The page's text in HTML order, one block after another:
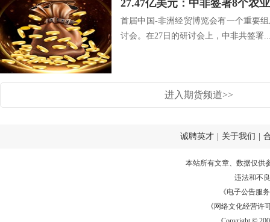
首届中国-非洲经贸博览会有一个重要
讨会。在27日的研讨会上，中非共签署
进入期货频道>>
诚聘英才 关于我们
本站所有文章、数据仅供
违法和不
《电子公告服务
《网络文化经营许